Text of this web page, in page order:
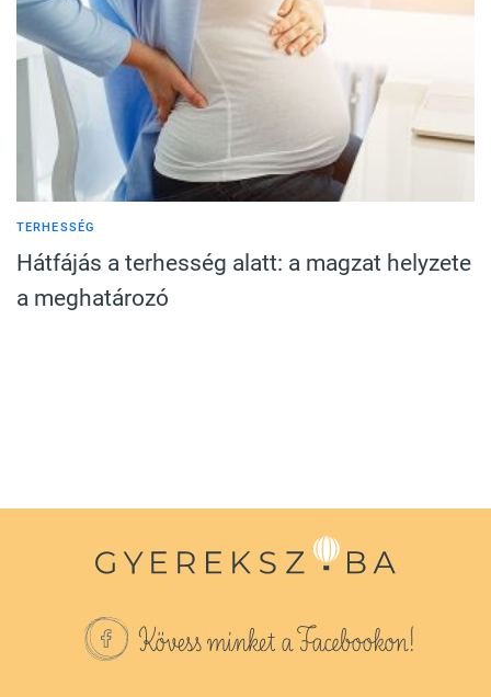
TERHESSÉG
Hátfájás a terhesség alatt: a magzat helyzete
a meghatározó
Kövess minket a Facebookon!